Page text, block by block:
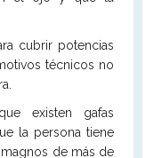
cubrir potencias
técnicos no
existen gafas
la persona tiene
de más de